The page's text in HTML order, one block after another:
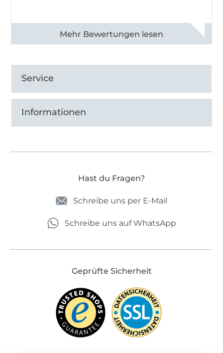
Alle 82990 Bewertungen ansehen
Service
Informationen
Hast du Fragen?
Schreibe uns per E-Mail
Schreibe uns auf WhatsApp
Geprüfte Sicherheit